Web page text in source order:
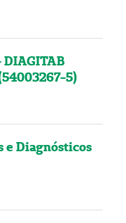
DIAGITAB
5)
e Diagnósticos